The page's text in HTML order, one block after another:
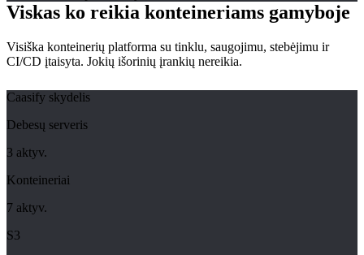
Viskas ko reikia konteineriams gamyboje
Visiška konteinerių platforma su tinklu, saugojimu, stebėjimu ir
CI/CD įtaisyta. Jokių išorinių įrankių nereikia.
Caasify skydelis
Debesų serveris
3 aktyv.
Konteineriai
7 aktyv.
S3